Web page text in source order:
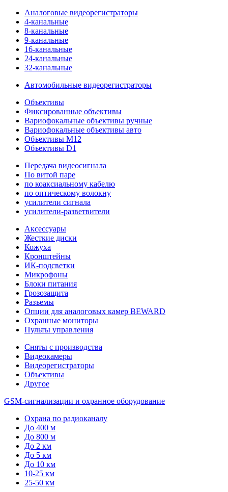
Аналоговые видеорегистраторы
4-канальные
8-канальные
9-канальные
16-канальные
24-канальные
32-канальные
Автомобильные видеорегистраторы
Объективы
Фиксированные объективы
Вариофокальные объективы ручные
Вариофокальные объективы авто
Объективы M12
Объективы D1
Передача видеосигнала
По витой паре
по коаксиальному кабелю
по оптическому волокну
усилители сигнала
усилители-разветвители
Аксессуары
Жесткие диски
Кожуха
Кронштейны
ИК-подсветки
Микрофоны
Блоки питания
Грозозащита
Разъемы
Опции для аналоговых камер BEWARD
Охранные мониторы
Пульты управления
Сняты с производства
Видеокамеры
Видеорегистраторы
Объективы
Другое
GSM-сигнализации и охранное оборудование
Охрана по радиоканалу
До 400 м
До 800 м
До 2 км
До 5 км
До 10 км
10-25 км
25-50 км